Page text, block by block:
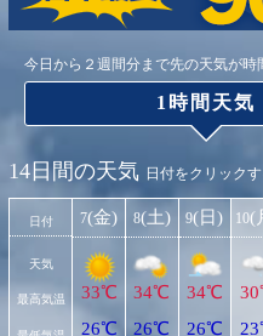
今日から２週間分まで先の天気が時
1時間天気
14日間の天気 日付をクリック
日付
天気
最高気温
7(金)
33℃
26℃
8(土)
34℃
26℃
9(日)
34℃
26℃
10(